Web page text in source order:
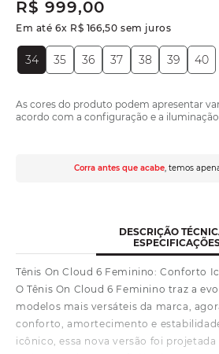
R$ 999,00
Em até6x R$ 166,50 sem juros
34 35 36 37 38 39 40
As cores do produto podem apresentar
acordo com a configuração e a
Corra antes que acabe, temos
DESCRIÇÃO
Tênis On Cloud 6 Feminino: Conforto
O Tênis On Cloud 6 Feminino traz a
modelos mais versáteis da marca,
conforto, amortecimento e
icônico, essa nova versão foi